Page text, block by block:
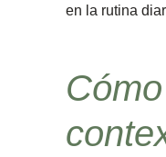
en la rutina